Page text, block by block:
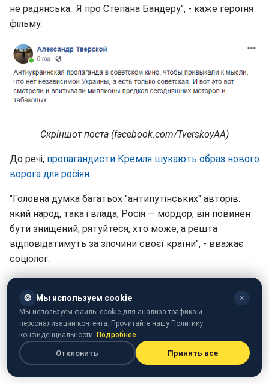
не радянська.. Я про Степана Бандеру", - каже героїня
фільму.
Скріншот поста (facebook.com/TverskoyAA)
До речі, пропагандисти Кремля шукають образ нового
ворога для росіян.
"Головна думка багатьох "антипутінських" авторів:
який народ, така і влада, Росія — мордор, він повинен
бути знищений; рятуйтеся, хто може, а решта
відповідатимуть за злочини своєї країни", - вважає
соціолог.
Эйдман зазначив, що кремлівська пропагандистська
машина працює на створення саме такої картини
світу в свідомості росіян.
🍪 Мы используем cookie ✕
Мы используем файлы cookie для анализа трафика и
персонализации контента. Прочитайте нашу Политику
конфиденциальности. Подробнее
Отклонить Принять все